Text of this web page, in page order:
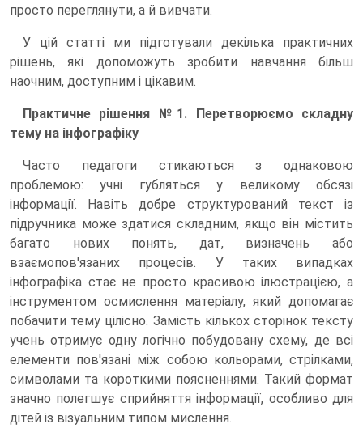
просто переглянути, а й вивчати.
У цій статті ми підготували декілька практичних
рішень, які допоможуть зробити навчання більш
наочним, доступним і цікавим.
Практичне рішення №1. Перетворюємо складну
тему на інфографіку
Часто педагоги стикаються з однаковою
проблемою: учні губляться у великому обсязі
інформації. Навіть добре структурований текст із
підручника може здатися складним, якщо він містить
багато нових понять, дат, визначень або
взаємопов'язаних процесів. У таких випадках
інфографіка стає не просто красивою ілюстрацією, а
інструментом осмислення матеріалу, який допомагає
побачити тему цілісно. Замість кількох сторінок тексту
учень отримує одну логічно побудовану схему, де всі
елементи пов'язані між собою кольорами, стрілками,
символами та короткими поясненнями. Такий формат
значно полегшує сприйняття інформації, особливо для
дітей із візуальним типом мислення.